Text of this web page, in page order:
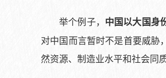
举个例子， 中国以大国身
对中国而言暂时不是首要威胁
然资源、制造业水平和社会同